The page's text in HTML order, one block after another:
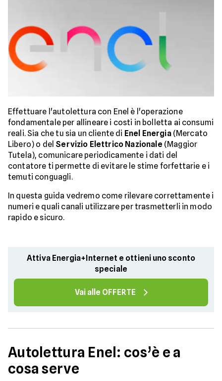
Effettuare l'autolettura con Enel è l'operazione
fondamentale per allineare i costi in bolletta ai consumi
reali. Sia che tu sia un cliente di Enel Energia(Mercato
Libero) o del Servizio Elettrico Nazionale (Maggior
Tutela), comunicare periodicamente i dati del
contatore ti permette di evitare le stime forfettarie e i
temuti conguagli.
In questa guida vedremo come rilevare correttamente i
numeri e quali canali utilizzare per trasmetterli in modo
rapido e sicuro.
Attiva Energia+Internet e ottieni uno sconto
speciale
Vai alle OFFERTE
Autolettura Enel: cos’è e a
cosa serve